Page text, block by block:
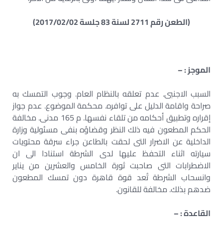
(الطعن رقم 2711 لسنة 83 جلسة 2017/02/02)
الموجز : –
السبب الاجنبى. عدم تعلقه بالنظام العام. وجوب التمسك به
صراحة واقامة الدليل على توافره. محكمة الموضوع. عدم جواز
إقراره وتطبيق أحكامه من تلقاء نفسها. م 165 مدنى. مخالفة
الحكم المطعون فيه ذلك النظر وقضاؤه بنفى مسئولية وزارة
الداخلية عن الاضرار التى لحقت بالطاعن جراء سرقة محتويات
سيارته اثناء التحفظ عليها لدى الشرطة استنادا الى ان
الاضطرابات التى صاحبت ثورة الخامس والعشرين من يناير
وانسحاب الشرطة تُعد قوة قاهرة دون تمسك المطعون
ضدهم بذلك. مخالفة للقانون.
القاعدة : –